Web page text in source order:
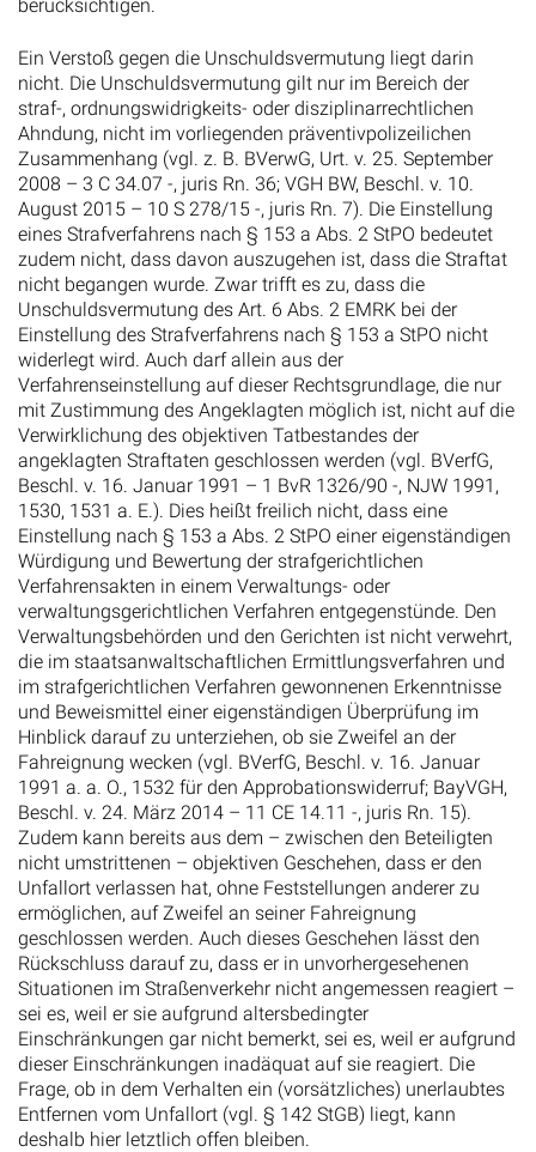
berücksichtigen.
Ein Verstoß gegen die Unschuldsvermutung liegt darin
nicht. Die Unschuldsvermutung gilt nur im Bereich der
straf-, ordnungswidrigkeits- oder disziplinarrechtlichen
Ahndung, nicht im vorliegenden präventivpolizeilichen
Zusammenhang (vgl. z. B. BVerwG, Urt. v. 25. September
2008 – 3 C 34.07 -, juris Rn. 36; VGH BW, Beschl. v. 10.
August 2015 – 10 S 278/15 -, juris Rn. 7). Die Einstellung
eines Strafverfahrens nach § 153 a Abs. 2 StPO bedeutet
zudem nicht, dass davon auszugehen ist, dass die Straftat
nicht begangen wurde. Zwar trifft es zu, dass die
Unschuldsvermutung des Art. 6 Abs. 2 EMRK bei der
Einstellung des Strafverfahrens nach § 153 a StPO nicht
widerlegt wird. Auch darf allein aus der
Verfahrenseinstellung auf dieser Rechtsgrundlage, die nur
mit Zustimmung des Angeklagten möglich ist, nicht auf die
Verwirklichung des objektiven Tatbestandes der
angeklagten Straftaten geschlossen werden (vgl. BVerfG,
Beschl. v. 16. Januar 1991 – 1 BvR 1326/90 -, NJW 1991,
1530, 1531 a. E.). Dies heißt freilich nicht, dass eine
Einstellung nach § 153 a Abs. 2 StPO einer eigenständigen
Würdigung und Bewertung der strafgerichtlichen
Verfahrensakten in einem Verwaltungs- oder
verwaltungsgerichtlichen Verfahren entgegenstünde. Den
Verwaltungsbehörden und den Gerichten ist nicht verwehrt,
die im staatsanwaltschaftlichen Ermittlungsverfahren und
im strafgerichtlichen Verfahren gewonnenen Erkenntnisse
und Beweismittel einer eigenständigen Überprüfung im
Hinblick darauf zu unterziehen, ob sie Zweifel an der
Fahreignung wecken (vgl. BVerfG, Beschl. v. 16. Januar
1991 a. a. O., 1532 für den Approbationswiderruf; BayVGH,
Beschl. v. 24. März 2014 – 11 CE 14.11 -, juris Rn. 15).
Zudem kann bereits aus dem – zwischen den Beteiligten
nicht umstrittenen – objektiven Geschehen, dass er den
Unfallort verlassen hat, ohne Feststellungen anderer zu
ermöglichen, auf Zweifel an seiner Fahreignung
geschlossen werden. Auch dieses Geschehen lässt den
Rückschluss darauf zu, dass er in unvorhergesehenen
Situationen im Straßenverkehr nicht angemessen reagiert –
sei es, weil er sie aufgrund altersbedingter
Einschränkungen gar nicht bemerkt, sei es, weil er aufgrund
dieser Einschränkungen inadäquat auf sie reagiert. Die
Frage, ob in dem Verhalten ein (vorsätzliches) unerlaubtes
Entfernen vom Unfallort (vgl. § 142 StGB) liegt, kann
deshalb hier letztlich offen bleiben.